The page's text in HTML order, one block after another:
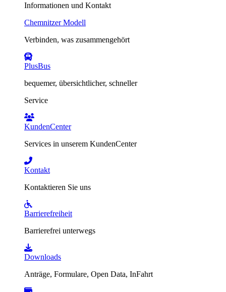
Informationen und Kontakt
Chemnitzer Modell
Verbinden, was zusammengehört
PlusBus
bequemer, übersichtlicher, schneller
Service
KundenCenter
Services in unserem KundenCenter
Kontakt
Kontaktieren Sie uns
Barrierefreiheit
Barrierefrei unterwegs
Downloads
Anträge, Formulare, Open Data, InFahrt